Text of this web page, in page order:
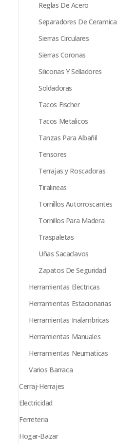
Reglas De Acero
Separadores De Ceramica
Sierras Circulares
Sierras Coronas
Siliconas Y Selladores
Soldadoras
Tacos Fischer
Tacos Metalicos
Tanzas Para Albañil
Tensores
Terrajas y Roscadoras
Tiralineas
Tornillos Autorroscantes
Tornillos Para Madera
Traspaletas
Uñas Sacaclavos
Zapatos De Seguridad
Herramientas Electricas
Herramientas Estacionarias
Herramientas Inalambricas
Herramientas Manuales
Herramientas Neumaticas
Varios Barraca
Cerraj-Herrajes
Electricidad
Ferreteria
Hogar-Bazar